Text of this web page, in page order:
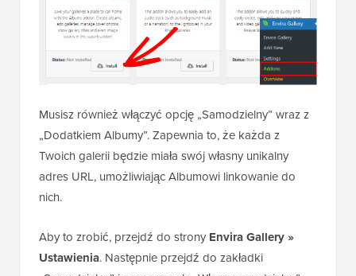
Musisz również włączyć opcję „Samodzielny” wraz z
„Dodatkiem Albumy”. Zapewnia to, że każda z
Twoich galerii będzie miała swój własny unikalny
adres URL, umożliwiając Albumowi linkowanie do
nich.
Aby to zrobić, przejdź do strony Envira Gallery »
Ustawienia. Następnie przejdź do zakładki